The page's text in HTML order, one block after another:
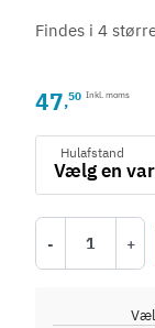
Findes i 4
47,50 Inkl. moms
Hulafstand
- +